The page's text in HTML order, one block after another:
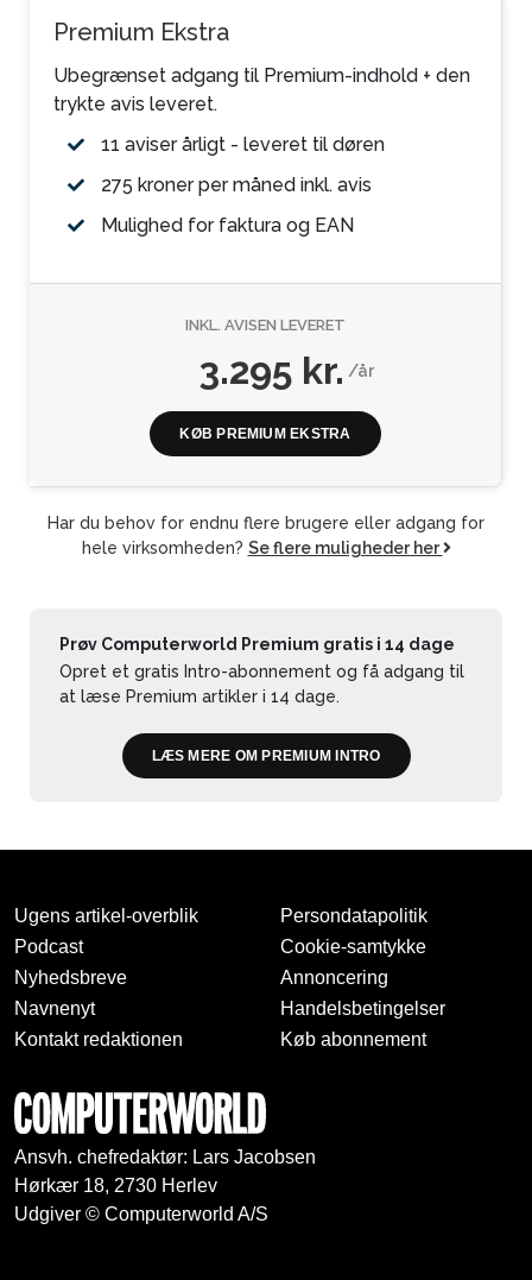
Premium Ekstra
Ubegrænset adgang til Premium-indhold + den
trykte avis leveret.
11 aviser årligt - leveret til døren
275 kroner per måned inkl. avis
Mulighed for faktura og EAN
INKL. AVISEN LEVERET
3.295 kr./år
KØB PREMIUM EKSTRA
Har du behov for endnu flere brugere eller adgang for
hele virksomheden? Se flere muligheder her
Prøv Computerworld Premium gratis i 14 dage
Opret et gratis Intro-abonnement og få adgang til
at læse Premium artikler i 14 dage.
LÆS MERE OM PREMIUM INTRO
Ugens artikel-overblik
Podcast
Nyhedsbreve
Navnenyt
Kontakt redaktionen
Persondatapolitik
Cookie-samtykke
Annoncering
Handelsbetingelser
Køb abonnement
Ansvh. chefredaktør: Lars Jacobsen
Hørkær 18, 2730 Herlev
Udgiver © Computerworld A/S